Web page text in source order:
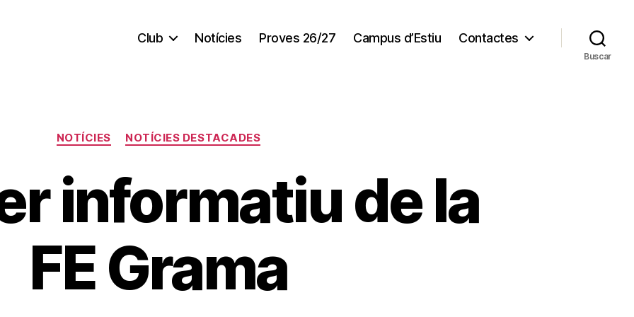
Club Notícies Proves 26/27 Campus d’Estiu Contactes
Buscar
Categorías
NOTÍCIES NOTÍCIES DESTACADES
informatiu de la
FE Grama